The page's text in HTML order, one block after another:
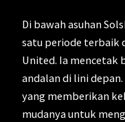
Di bawah asuhan
satu periode terbaik
United. Ia mencetak
andalan di lini
yang memberikan
mudanya untuk